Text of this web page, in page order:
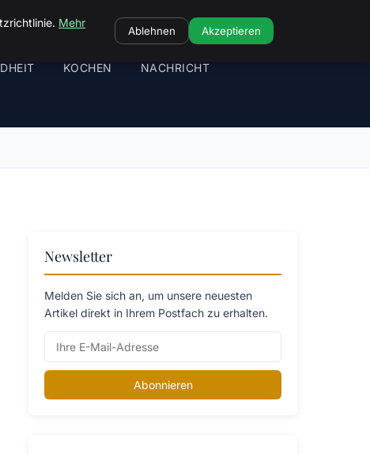
KOCHEN NACHRICHT
Newsletter
Melden Sie sich an, um unsere neuesten
Artikel direkt in Ihrem Postfach zu erhalten.
Abonnieren
Mehr
Ablehnen Akzeptieren